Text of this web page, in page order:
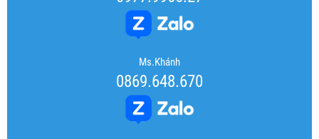
Ms.Khánh
0869.648.670